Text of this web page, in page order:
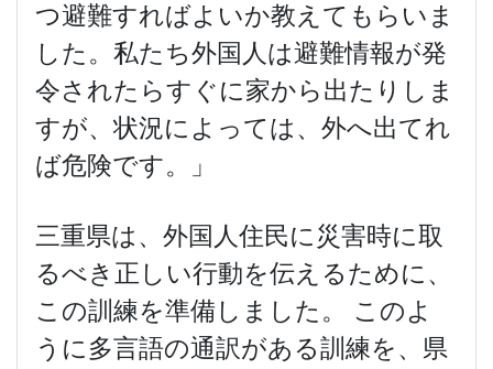
つ避難すればよいか教えてもらいま
した。私たち外国人は避難情報が発
令されたらすぐに家から出たりしま
すが、状況によっては、外へ出てれ
ば危険です。」
三重県は、外国人住民に災害時に取
るべき正しい行動を伝えるために、
この訓練を準備しました。 このよ
うに多言語の通訳がある訓練を、県